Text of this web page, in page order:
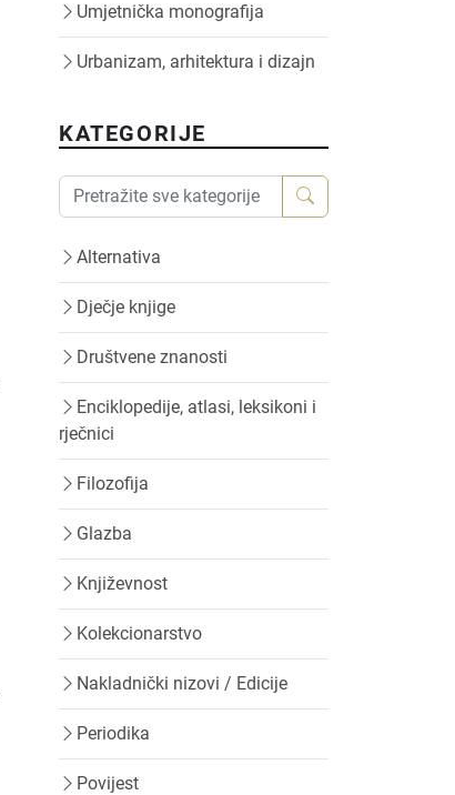
Umjetnička monografija
Urbanizam, arhitektura i dizajn
KATEGORIJE
Alternativa
Dječje knjige
Društvene znanosti
Enciklopedije, atlasi, leksikoni i
rječnici
Filozofija
Glazba
Književnost
Kolekcionarstvo
Nakladnički nizovi / Edicije
Periodika
Povijest